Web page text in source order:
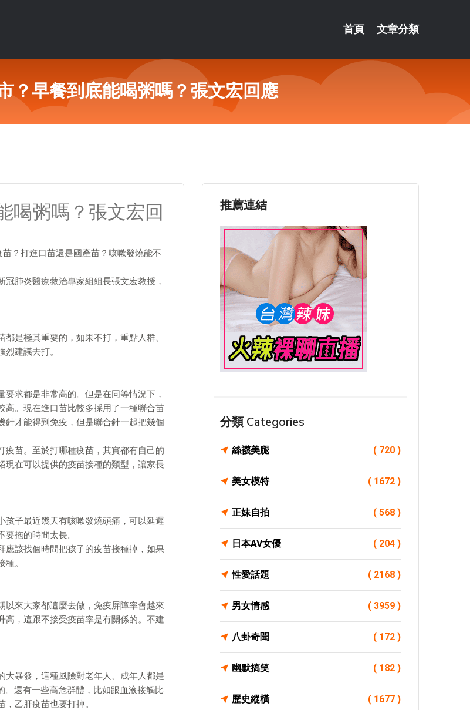
首頁 文章分類
？早餐到底能喝粥嗎？張文宏回應
喝粥嗎？張文宏回
？打進口苗還是國產苗？咳嗽發燒能不
肺炎醫療救治專家組組長張文宏教授，
是極其重要的，如果不打，重點人群、
建議去打。
求都是非常高的。但是在同等情況下，
高。現在進口苗比較多採用了一種聯合苗
針才能得到免疫，但是聯合針一起把幾個
疫苗。至於打哪種疫苗，其實都有自己的
現在可以提供的疫苗接種的類型，讓家長
孩子最近幾天有咳嗽發燒頭痛，可以延遲
拖的時間太長。
應該找個時間把孩子的疫苗接種掉，如果
。
以來大家都這麼去做，免疫屏障率會越來
高，這跟不接受疫苗率是有關係的。不建
大暴發，這種風險對老年人、成年人都是
還有一些高危群體，比如跟血液接觸比
乙肝疫苗也要打掉。
推薦連結
分類 Categories
絲襪美腿 ( 720 )
美女模特 ( 1672 )
正妹自拍 ( 568 )
日本AV女優 ( 204 )
性愛話題 ( 2168 )
男女情感 ( 3959 )
八卦奇聞 ( 172 )
幽默搞笑 ( 182 )
歷史縱橫 ( 1677 )